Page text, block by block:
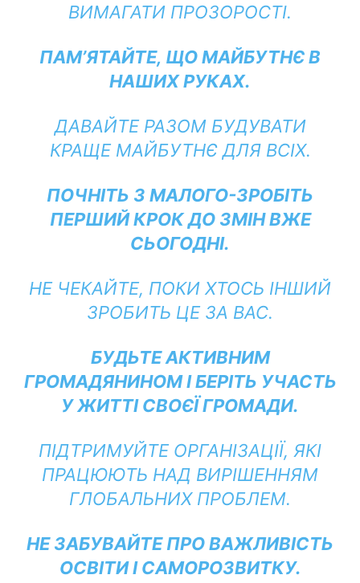
ВИМАГАТИ ПРОЗОРОСТІ.
ПАМ’ЯТАЙТЕ, ЩО МАЙБУТНЄ В
НАШИХ РУКАХ.
ДАВАЙТЕ РАЗОМ БУДУВАТИ
КРАЩЕ МАЙБУТНЄ ДЛЯ ВСІХ.
ПОЧНІТЬ З МАЛОГО-ЗРОБІТЬ
ПЕРШИЙ КРОК ДО ЗМІН ВЖЕ
СЬОГОДНІ.
НЕ ЧЕКАЙТЕ, ПОКИ ХТОСЬ ІНШИЙ
ЗРОБИТЬ ЦЕ ЗА ВАС.
БУДЬТЕ АКТИВНИМ
ГРОМАДЯНИНОМ І БЕРІТЬ УЧАСТЬ
У ЖИТТІ СВОЄЇ ГРОМАДИ.
ПІДТРИМУЙТЕ ОРГАНІЗАЦІЇ, ЯКІ
ПРАЦЮЮТЬ НАД ВИРІШЕННЯМ
ГЛОБАЛЬНИХ ПРОБЛЕМ.
НЕ ЗАБУВАЙТЕ ПРО ВАЖЛИВІСТЬ
ОСВІТИ І САМОРОЗВИТКУ.